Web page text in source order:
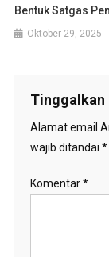
Bentuk Satgas
Oktober 29, 2025
Tinggalkan
Alamat email
wajib ditandai *
Komentar*